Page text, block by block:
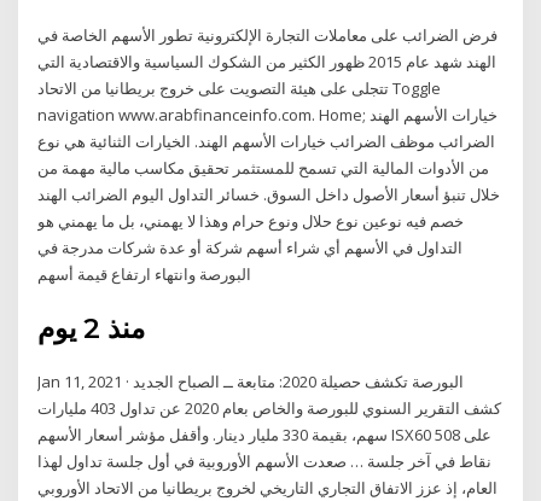
فرض الضرائب على معاملات التجارة الإلكترونية تطور الأسهم الخاصة في
الهند شهد عام 2015 ظهور الكثير من الشكوك السياسية والاقتصادية التي
تتجلى على هيئة التصويت على خروج بريطانيا من الاتحاد Toggle
navigation www.arabfinanceinfo.com. Home; خيارات الأسهم الهند
الضرائب موظف الضرائب خيارات الأسهم الهند. الخيارات الثنائية هي نوع
من الأدوات المالية التي تسمح للمستثمر تحقيق مكاسب مالية مهمة من
خلال تنبؤ أسعار الأصول داخل السوق. خسائر التداول اليوم الضرائب الهند
خصم فيه نوعين نوع حلال ونوع حرام وهذا لا يهمني، بل ما يهمني هو
التداول في الأسهم أي شراء أسهم شركة أو عدة شركات مدرجة في
البورصة وانتهاء ارتفاع قيمة أسهم
منذ 2 يوم
Jan 11, 2021 · البورصة تكشف حصيلة 2020: متابعة ــ الصباح الجديد
كشف التقرير السنوي للبورصة والخاص بعام 2020 عن تداول 403 مليارات
سهم، بقيمة 330 مليار دينار. وأقفل مؤشر أسعار الأسهم ISX60 على 508
نقاط في آخر جلسة … صعدت الأسهم الأوروبية في أول جلسة تداول لهذا
العام، إذ عزز الاتفاق التجاري التاريخي لخروج بريطانيا من الاتحاد الأوروبي